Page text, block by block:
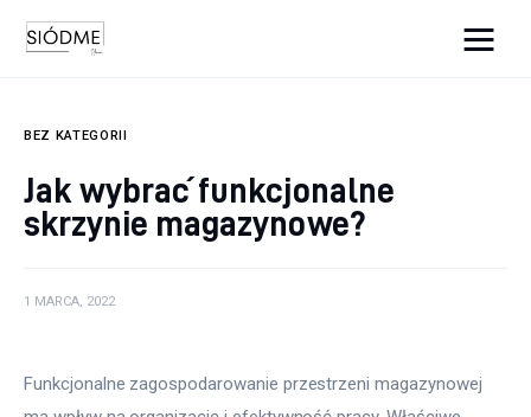
Uroda
Więcej
BEZ KATEGORII
Jak wybrać funkcjonalne
skrzynie magazynowe?
1 MARCA, 2022
Funkcjonalne zagospodarowanie przestrzeni magazynowej